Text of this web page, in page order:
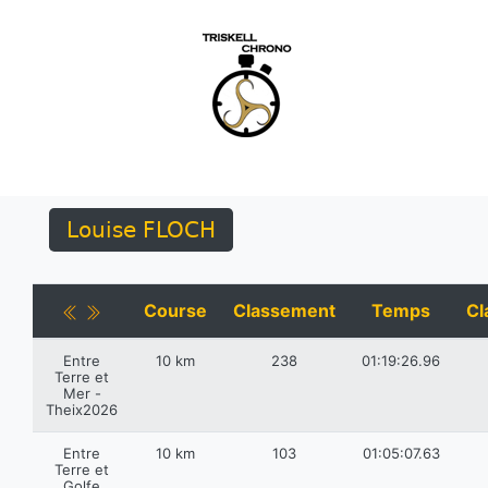
Louise FLOCH
Course Classement Temps
Entre
Terre et
Mer -
Theix2026
10 km 238 01:19:26.96
Entre
Terre et
10 km 103 01:05:07.63